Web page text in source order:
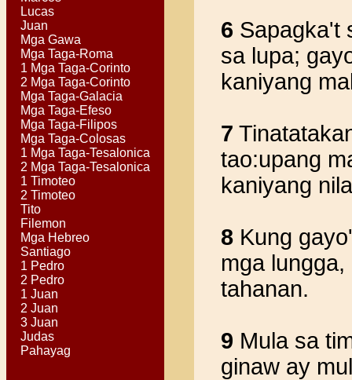
Lucas
Juan
Mga Gawa
Mga Taga-Roma
1 Mga Taga-Corinto
2 Mga Taga-Corinto
Mga Taga-Galacia
Mga Taga-Efeso
Mga Taga-Filipos
Mga Taga-Colosas
1 Mga Taga-Tesalonica
2 Mga Taga-Tesalonica
1 Timoteo
2 Timoteo
Tito
Filemon
Mga Hebreo
Santiago
1 Pedro
2 Pedro
1 Juan
2 Juan
3 Juan
Judas
Pahayag
6 Sapagka't
sa lupa;
kaniyang
7
tao:upang
kaniyang
8 Kung
mga
tahanan.
9 Mula sa
ginaw ay